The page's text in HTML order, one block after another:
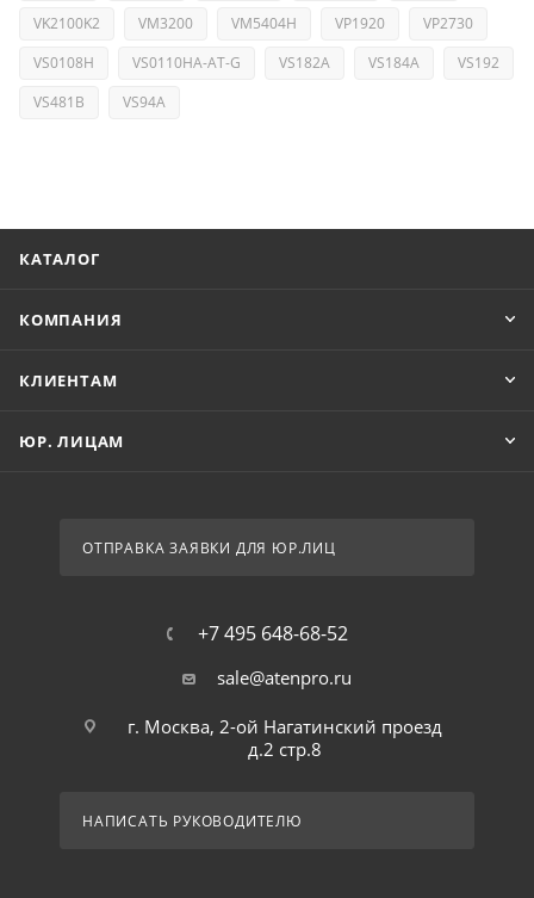
VK2100K2
VM3200 VM5404H VP1920
VP2730
VS0108H
VS0110HA-AT-G VS182A VS184A
VS192
VS481B
VS94A
КАТАЛОГ
КОМПАНИЯ
КЛИЕНТАМ
ЮР. ЛИЦАМ
ОТПРАВКА ЗАЯВКИ ДЛЯ ЮР.ЛИЦ
+7 495 648-68-52
sale@atenpro.ru
г. Москва, 2-ой Нагатинский проезд
д.2 стр.8
НАПИСАТЬ РУКОВОДИТЕЛЮ